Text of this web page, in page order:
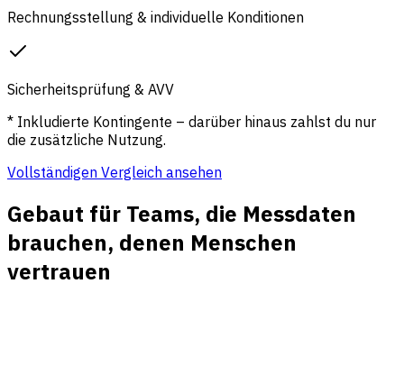
Rechnungsstellung & individuelle Konditionen
Sicherheitsprüfung & AVV
* Inkludierte Kontingente – darüber hinaus zahlst du nur
die zusätzliche Nutzung.
Vollständigen Vergleich ansehen
Gebaut für Teams, die Messdaten
brauchen, denen Menschen
vertrauen